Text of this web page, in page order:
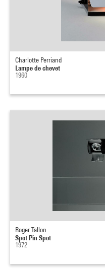
Charlotte Perriand
Lampe de chevet
1960
Roger Tallon
Spot Pin Spot
1972